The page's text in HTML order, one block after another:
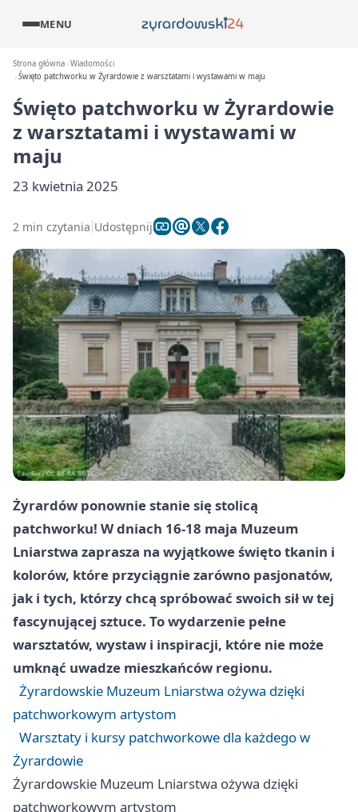
MENU
Strona główna Wiadomości
Święto patchworku w Żyrardowie z warsztatami i wystawami w maju
Święto patchworku w Żyrardowie
z warsztatami i wystawami w
maju
23 kwietnia 2025
2 min czytania Udostępnij
Żyrardów ponownie stanie się stolicą
patchworku! W dniach 16-18 maja Muzeum
Lniarstwa zaprasza na wyjątkowe święto tkanin i
kolorów, które przyciągnie zarówno pasjonatów,
jak i tych, którzy chcą spróbować swoich sił w tej
fascynującej sztuce. To wydarzenie pełne
warsztatów, wystaw i inspiracji, które nie może
umknąć uwadze mieszkańców regionu.
Żyrardowskie Muzeum Lniarstwa ożywa dzięki
patchworkowym artystom
Warsztaty i kursy patchworkowe dla każdego w
Żyrardowie
Żyrardowskie Muzeum Lniarstwa ożywa dzięki
patchworkowym artystom